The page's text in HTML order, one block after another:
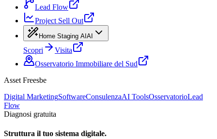
Lead Flow
Project Sell Out
Home Staging AI AI
Scopri
Visita
Osservatorio Immobiliare del Sud
Asset Freesbe
Digital MarketingSoftwareConsulenzaAI ToolsOsservatorioLead
Flow
Diagnosi gratuita
Struttura il tuo sistema digitale.